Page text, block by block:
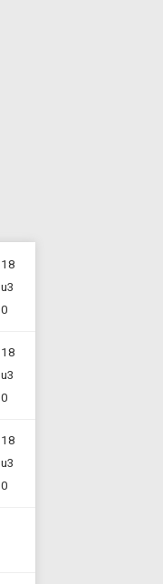
18
u3
0
18
u3
0
18
u3
0